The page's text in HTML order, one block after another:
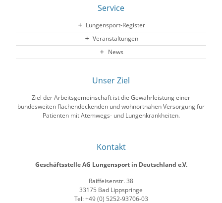
Service
Lungensport-Register
Veranstaltungen
News
Unser Ziel
Ziel der Arbeitsgemeinschaft ist die Gewährleistung einer
bundesweiten flächendeckenden und wohnortnahen Versorgung für
Patienten mit Atemwegs- und Lungenkrankheiten.
Kontakt
Geschäftsstelle AG Lungensport in Deutschland e.V.
Raiffeisenstr. 38
33175 Bad Lippspringe
Tel: +49 (0) 5252-93706-03